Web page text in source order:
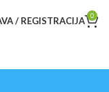
/ REGISTRACIJA 0